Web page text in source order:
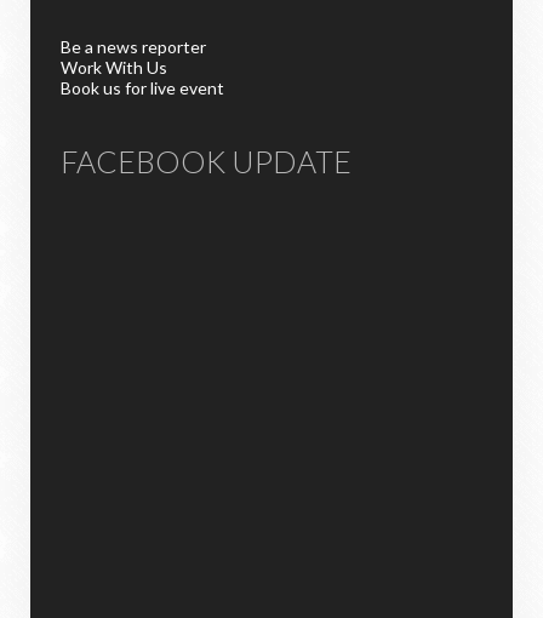
Be a news reporter
Work With Us
Book us for live event
FACEBOOK UPDATE